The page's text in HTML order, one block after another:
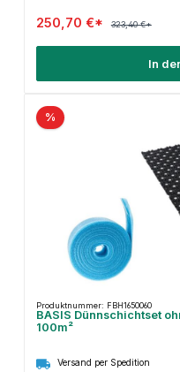
250,70 €* 323,40 €*
In
%
Produktnummer: FBH1650060
BASIS Dünnschichtset
100m²
Versand per Spedition